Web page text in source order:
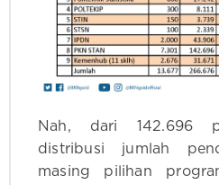
Nah, dari 142.696
distribusi jumlah
masing pilihan